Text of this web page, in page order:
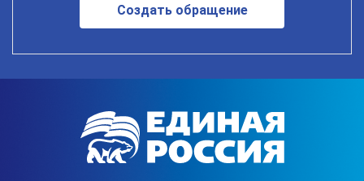
Создать обращение